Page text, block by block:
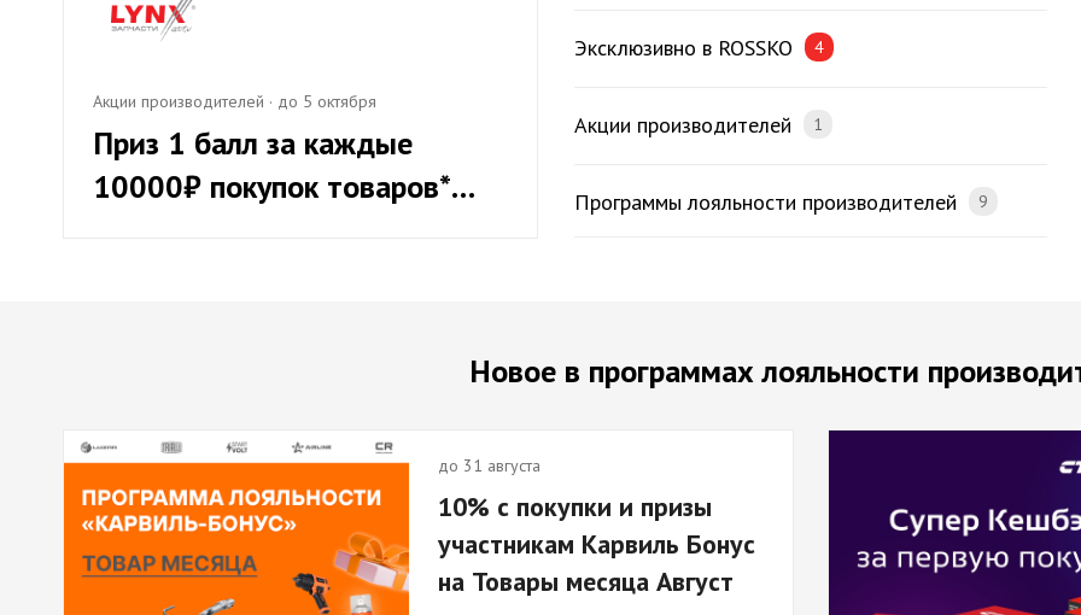
Акции производителей · до 5 октября
Приз 1 балл за каждые
10000₽ покупок товаров*
Эксклюзивно в ROSSKO 4
Акции производителей 1
Программы лояльности производителей 9
Новое в программах лояльности
до 31 августа
10% с покупки и призы
участникам Карвиль Бонус
на Товары месяца Август